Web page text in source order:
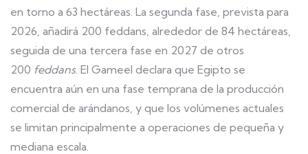
en torno a 63 hectáreas. La segunda fase, prevista para
2026, añadirá 200 feddans, alrededor de 84 hectáreas,
seguida de una tercera fase en 2027 de otros
200 feddans. El Gameel declara que Egipto se
encuentra aún en una fase temprana de la producción
comercial de arándanos, y que los volúmenes actuales
se limitan principalmente a operaciones de pequeña y
mediana escala.